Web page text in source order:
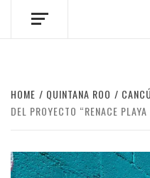
HOME QUINTANA ROO
DEL PROYECTO “RENACE